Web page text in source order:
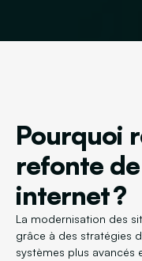
Pourquoi
refonte
internet ?
La modernisation des
grâce à des stratégies
systèmes plus avancés